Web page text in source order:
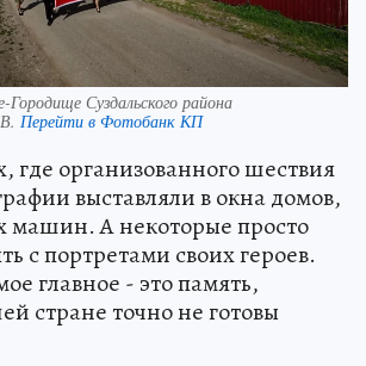
Городище Суздальского района
Перейти в Фотобанк КП
где организованного шествия
выставляли в окна домов,
машин. А некоторые просто
с портретами своих героев.
главное - это память,
стране точно не готовы